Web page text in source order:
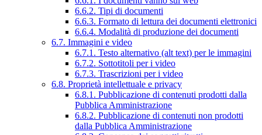
6.6.2. Tipi di documenti
6.6.3. Formato di lettura dei documenti elettronici
6.6.4. Modalità di produzione dei documenti
6.7. Immagini e video
6.7.1. Testo alternativo (alt text) per le immagini
6.7.2. Sottotitoli per i video
6.7.3. Trascrizioni per i video
6.8. Proprietà intellettuale e privacy
6.8.1. Pubblicazione di contenuti prodotti dalla
Pubblica Amministrazione
6.8.2. Pubblicazione di contenuti non prodotti
dalla Pubblica Amministrazione